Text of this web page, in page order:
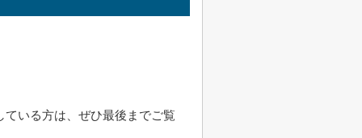
いる方は、ぜひ最後までご覧